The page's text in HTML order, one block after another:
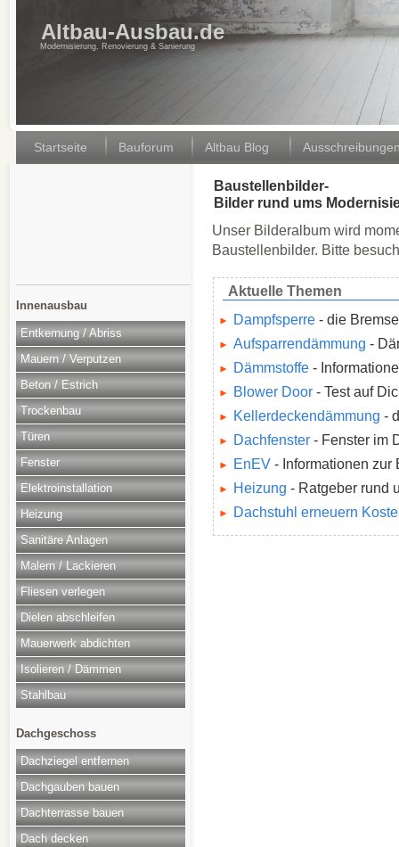
Altbau-Ausbau.de
Modernisierung, Renovierung & Sanierung
Startseite Bauforum Altbau Blog
Innenausbau
Entkernung / Abriss
Mauern / Verputzen
Beton / Estrich
Trockenbau
Türen
Fenster
Elektroinstallation
Heizung
Sanitäre Anlagen
Malern / Lackieren
Fliesen verlegen
Dielen abschleifen
Mauerwerk abdichten
Isolieren / Dämmen
Stahlbau
Dachgeschoss
Dachziegel entfernen
Dachgauben bauen
Dachterrasse bauen
Dach decken
Baustellenbilder-
Bilder rund ums
Unser Bilderalbum wird
Baustellenbilder. Bitte
Aktuelle Themen
Dampfsperre - die
Aufsparrendämmung -
Dämmstoffe -
Blower Door - Test auf
Kellerdeckendämmung -
Dachfenster - Fenster im
EnEV - Informationen zur
Heizung - Ratgeber rund
Dachstuhl erneuern